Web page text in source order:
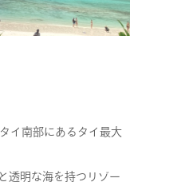
イ南部にあるタイ最大
透明な海を持つリゾー